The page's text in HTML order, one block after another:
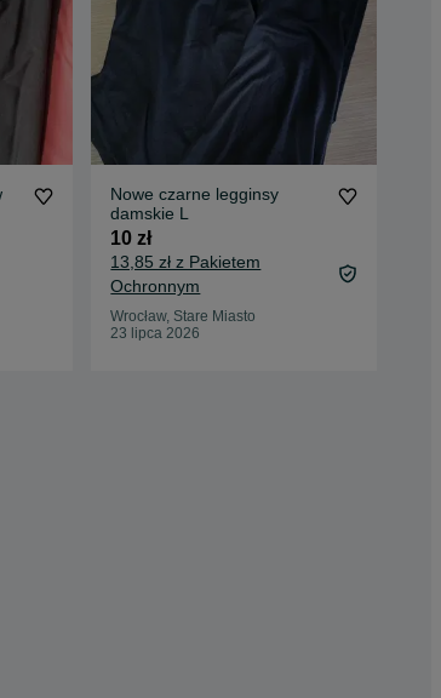
Nowe czarne legginsy
damskie L
10 zł
13,85 zł z Pakietem
Ochronnym
Wrocław, Stare Miasto
23 lipca 2026